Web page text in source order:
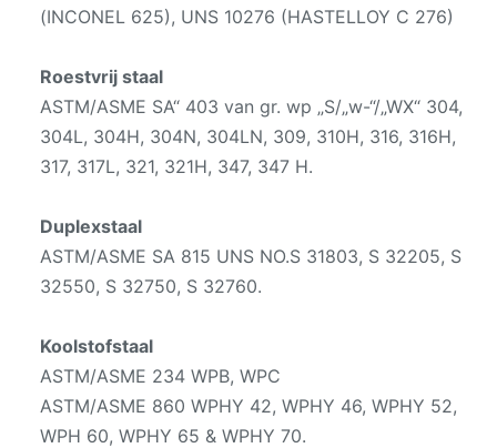
(INCONEL 625), UNS 10276 (HASTELLOY C 276)
Roestvrij staal
ASTM/ASME SA“ 403 van gr. wp „S/„w-“/„WX“ 304,
304L, 304H, 304N, 304LN, 309, 310H, 316, 316H,
317, 317L, 321, 321H, 347, 347 H.
Duplexstaal
ASTM/ASME SA 815 UNS NO.S 31803, S 32205, S
32550, S 32750, S 32760.
Koolstofstaal
ASTM/ASME 234 WPB, WPC
ASTM/ASME 860 WPHY 42, WPHY 46, WPHY 52,
WPH 60, WPHY 65 & WPHY 70.